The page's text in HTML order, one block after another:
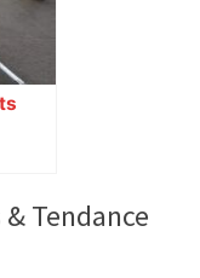
Tendance